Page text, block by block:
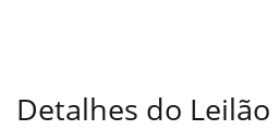
Detalhes do Leilão